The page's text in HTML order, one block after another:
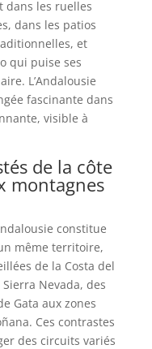
dans les ruelles
dans les patios
et
qui puise ses
L’Andalousie
fascinante dans
visible à
de la côte
montagnes
constitue
même territoire,
de la Costa del
Nevada, des
Gata aux zones
Ces contrastes
des circuits variés